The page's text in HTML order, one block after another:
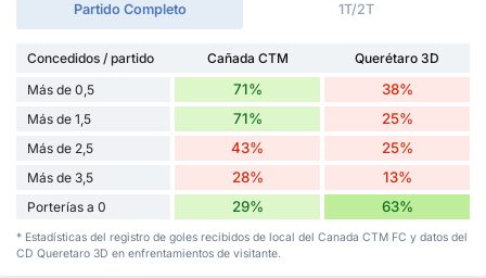
Partido Completo 1T/2T
Concedidos / partido Cañada CTM
Querétaro 3D
Más de 0,5
71% 38%
Más de 1,5 71% 25%
Más de 2,5 43% 25%
Más de 3,5 28% 13%
Porterías a 0 29% 63%
* Estadísticas del registro de goles recibidos de local del Canada CTM FC y datos del
CD Queretaro 3D en enfrentamientos de visitante.